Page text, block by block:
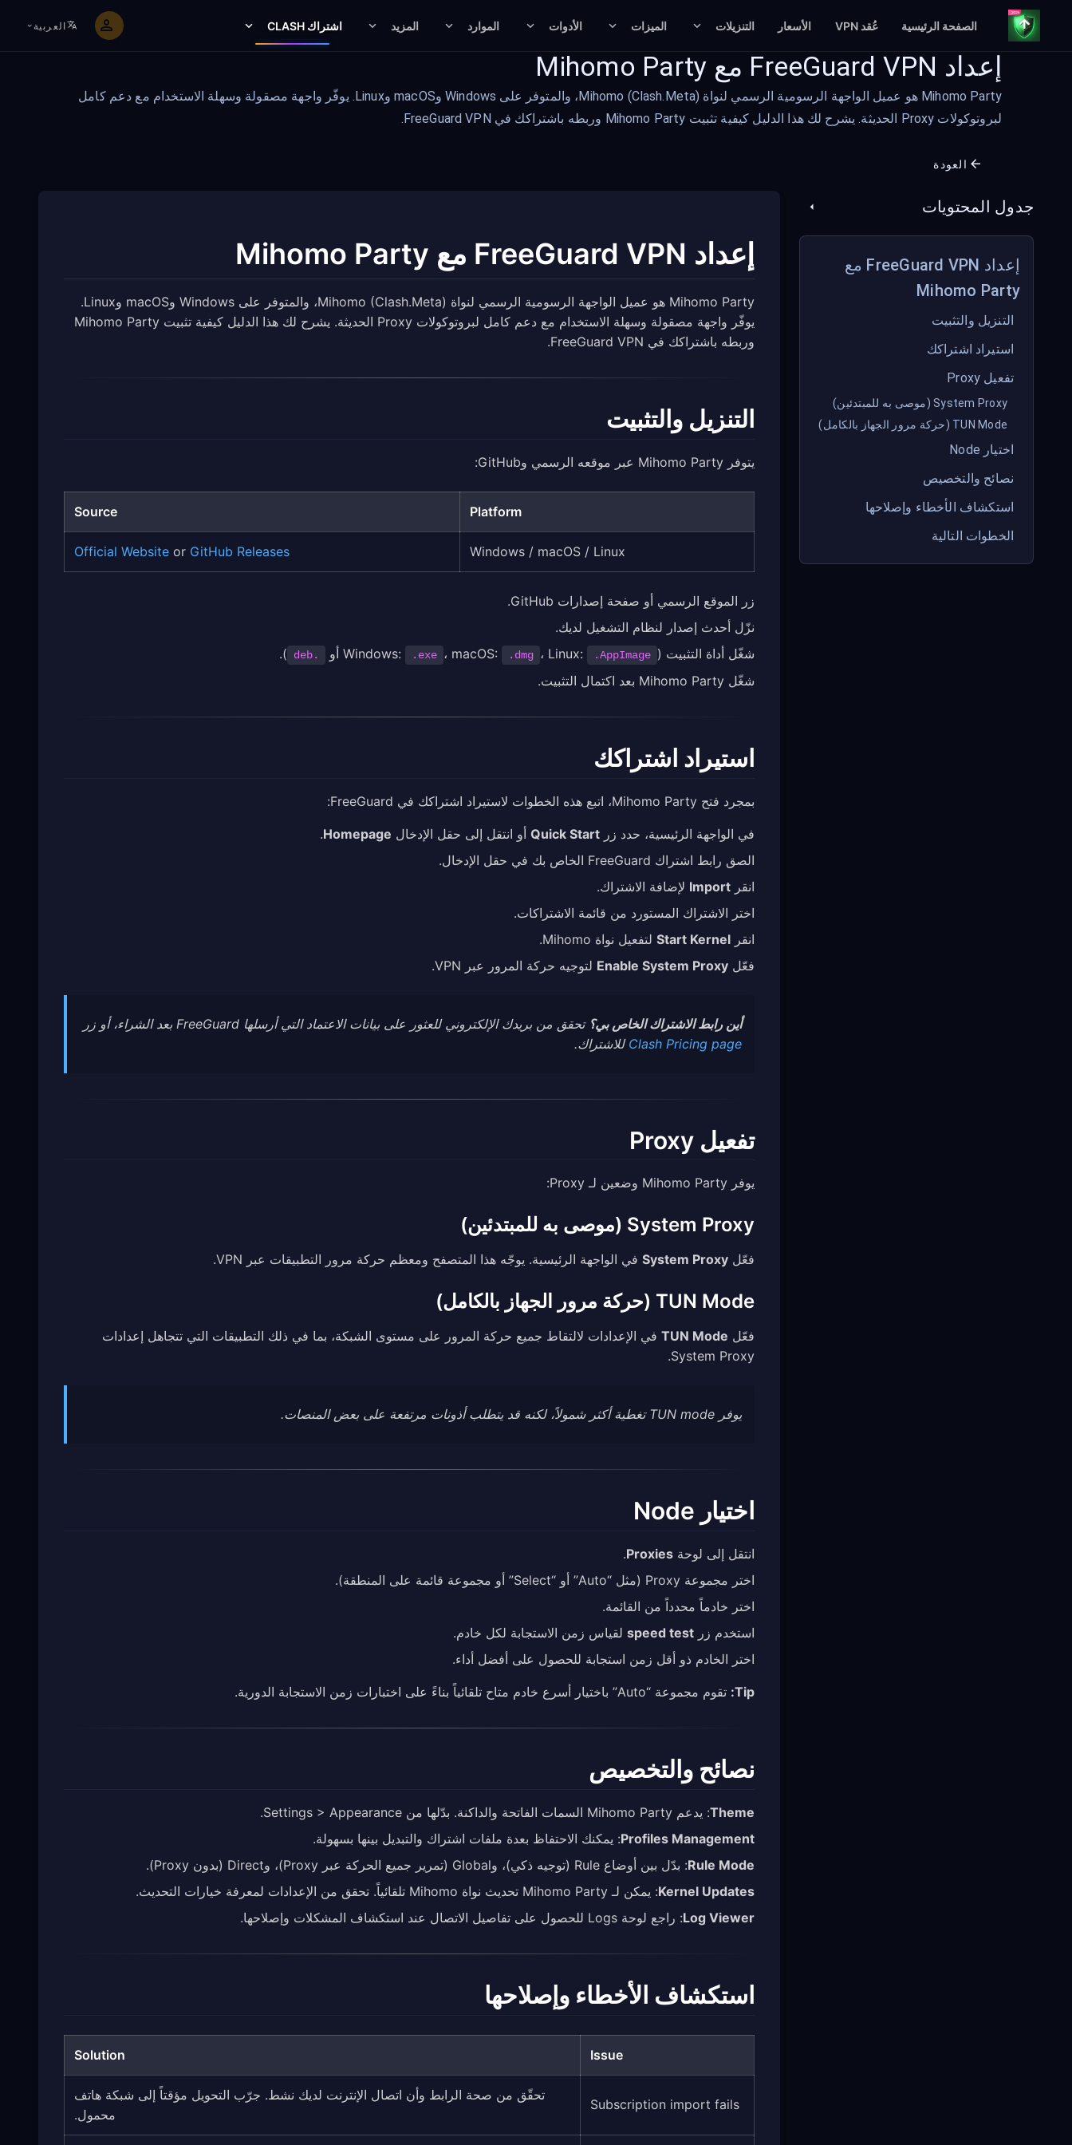
الصفحة الرئيسية عُقد VPN الأسعار التنزيلات الميزات الأدوات الموارد المزيد اشتراك CLASH العربية
إعداد FreeGuard VPN مع Mihomo Party
Mihomo Party هو عميل الواجهة الرسومية الرسمي لنواة Mihomo (Clash.Meta)، والمتوفر على Windows وmacOS وLinux. يوفّر واجهة مصقولة وسهلة الاستخدام مع دعم كامل
لبروتوكولات Proxy الحديثة. يشرح لك هذا الدليل كيفية تثبيت Mihomo Party وربطه باشتراكك في FreeGuard VPN.
العودة
جدول المحتويات
إعداد FreeGuard VPN مع
Mihomo Party
التنزيل والتثبيت
استيراد اشتراكك
تفعيل Proxy
System Proxy (موصى به للمبتدئين)
TUN Mode (حركة مرور الجهاز بالكامل)
اختيار Node
نصائح والتخصيص
استكشاف الأخطاء وإصلاحها
الخطوات التالية
إعداد FreeGuard VPN مع Mihomo Party
Mihomo Party هو عميل الواجهة الرسومية الرسمي لنواة Mihomo (Clash.Meta)، والمتوفر على Windows وmacOS وLinux.
يوفّر واجهة مصقولة وسهلة الاستخدام مع دعم كامل لبروتوكولات Proxy الحديثة. يشرح لك هذا الدليل كيفية تثبيت Mihomo Party
وربطه باشتراكك في FreeGuard VPN.
التنزيل والتثبيت
يتوفر Mihomo Party عبر موقعه الرسمي وGitHub:
Platform
Source
Windows / macOS / Linux
Official Website or GitHub Releases
زر الموقع الرسمي أو صفحة إصدارات GitHub.
نزّل أحدث إصدار لنظام التشغيل لديك.
شغّل أداة التثبيت (Windows:
.exe ، macOS: .dmg ، Linux: .AppImage أو .deb
).
شغّل Mihomo Party بعد اكتمال التثبيت.
استيراد اشتراكك
بمجرد فتح Mihomo Party، اتبع هذه الخطوات لاستيراد اشتراكك في FreeGuard:
في الواجهة الرئيسية، حدد زر Quick Start أو انتقل إلى حقل الإدخال Homepage
.
الصق رابط اشتراك FreeGuard الخاص بك في حقل الإدخال.
انقر Import لإضافة الاشتراك.
اختر الاشتراك المستورد من قائمة الاشتراكات.
انقر Start Kernel لتفعيل نواة Mihomo.
فعّل Enable System Proxy لتوجيه حركة المرور عبر VPN.
أين رابط الاشتراك الخاص بي؟ تحقق من بريدك الإلكتروني للعثور على بيانات الاعتماد التي أرسلها FreeGuard بعد الشراء، أو زر
Clash Pricing page للاشتراك.
تفعيل Proxy
يوفر Mihomo Party وضعين لـ Proxy:
System Proxy (موصى به للمبتدئين)
فعّل System Proxy في الواجهة الرئيسية. يوجّه هذا المتصفح ومعظم حركة مرور التطبيقات عبر VPN.
TUN Mode (حركة مرور الجهاز بالكامل)
فعّل TUN Mode في الإعدادات لالتقاط جميع حركة المرور على مستوى الشبكة، بما في ذلك التطبيقات التي تتجاهل إعدادات
System Proxy.
يوفر TUN mode تغطية أكثر شمولاً، لكنه قد يتطلب أذونات مرتفعة على بعض المنصات.
اختيار Node
انتقل إلى لوحة Proxies
.
اختر مجموعة Proxy (مثل “Auto” أو “Select” أو مجموعة قائمة على المنطقة).
اختر خادماً محدداً من القائمة.
استخدم زر speed test لقياس زمن الاستجابة لكل خادم.
اختر الخادم ذو أقل زمن استجابة للحصول على أفضل أداء.
Tip: تقوم مجموعة “Auto” باختيار أسرع خادم متاح تلقائياً بناءً على اختبارات زمن الاستجابة الدورية.
نصائح والتخصيص
Theme: يدعم Mihomo Party السمات الفاتحة والداكنة. بدّلها من Settings > Appearance.
Profiles Management: يمكنك الاحتفاظ بعدة ملفات اشتراك والتبديل بينها بسهولة.
Rule Mode: بدّل بين أوضاع Rule (توجيه ذكي)، وGlobal (تمرير جميع الحركة عبر Proxy)، وDirect (بدون Proxy).
Kernel Updates: يمكن لـ Mihomo Party تحديث نواة Mihomo تلقائياً. تحقق من الإعدادات لمعرفة خيارات التحديث.
Log Viewer: راجع لوحة Logs للحصول على تفاصيل الاتصال عند استكشاف المشكلات وإصلاحها.
استكشاف الأخطاء وإصلاحها
Issue
Solution
Subscription import fails
تحقّق من صحة الرابط وأن اتصال الإنترنت لديك نشط. جرّب التحويل مؤقتاً إلى شبكة هاتف
محمول.